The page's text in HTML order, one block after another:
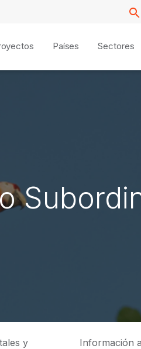
Países Sectores
y Información